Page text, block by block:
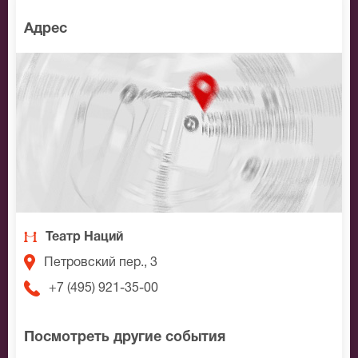
Адрес
Театр Наций
Петровский пер., 3
+7 (495) 921-35-00
Посмотреть другие события